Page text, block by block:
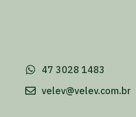
47 3028 1483
velev@velev.com.br